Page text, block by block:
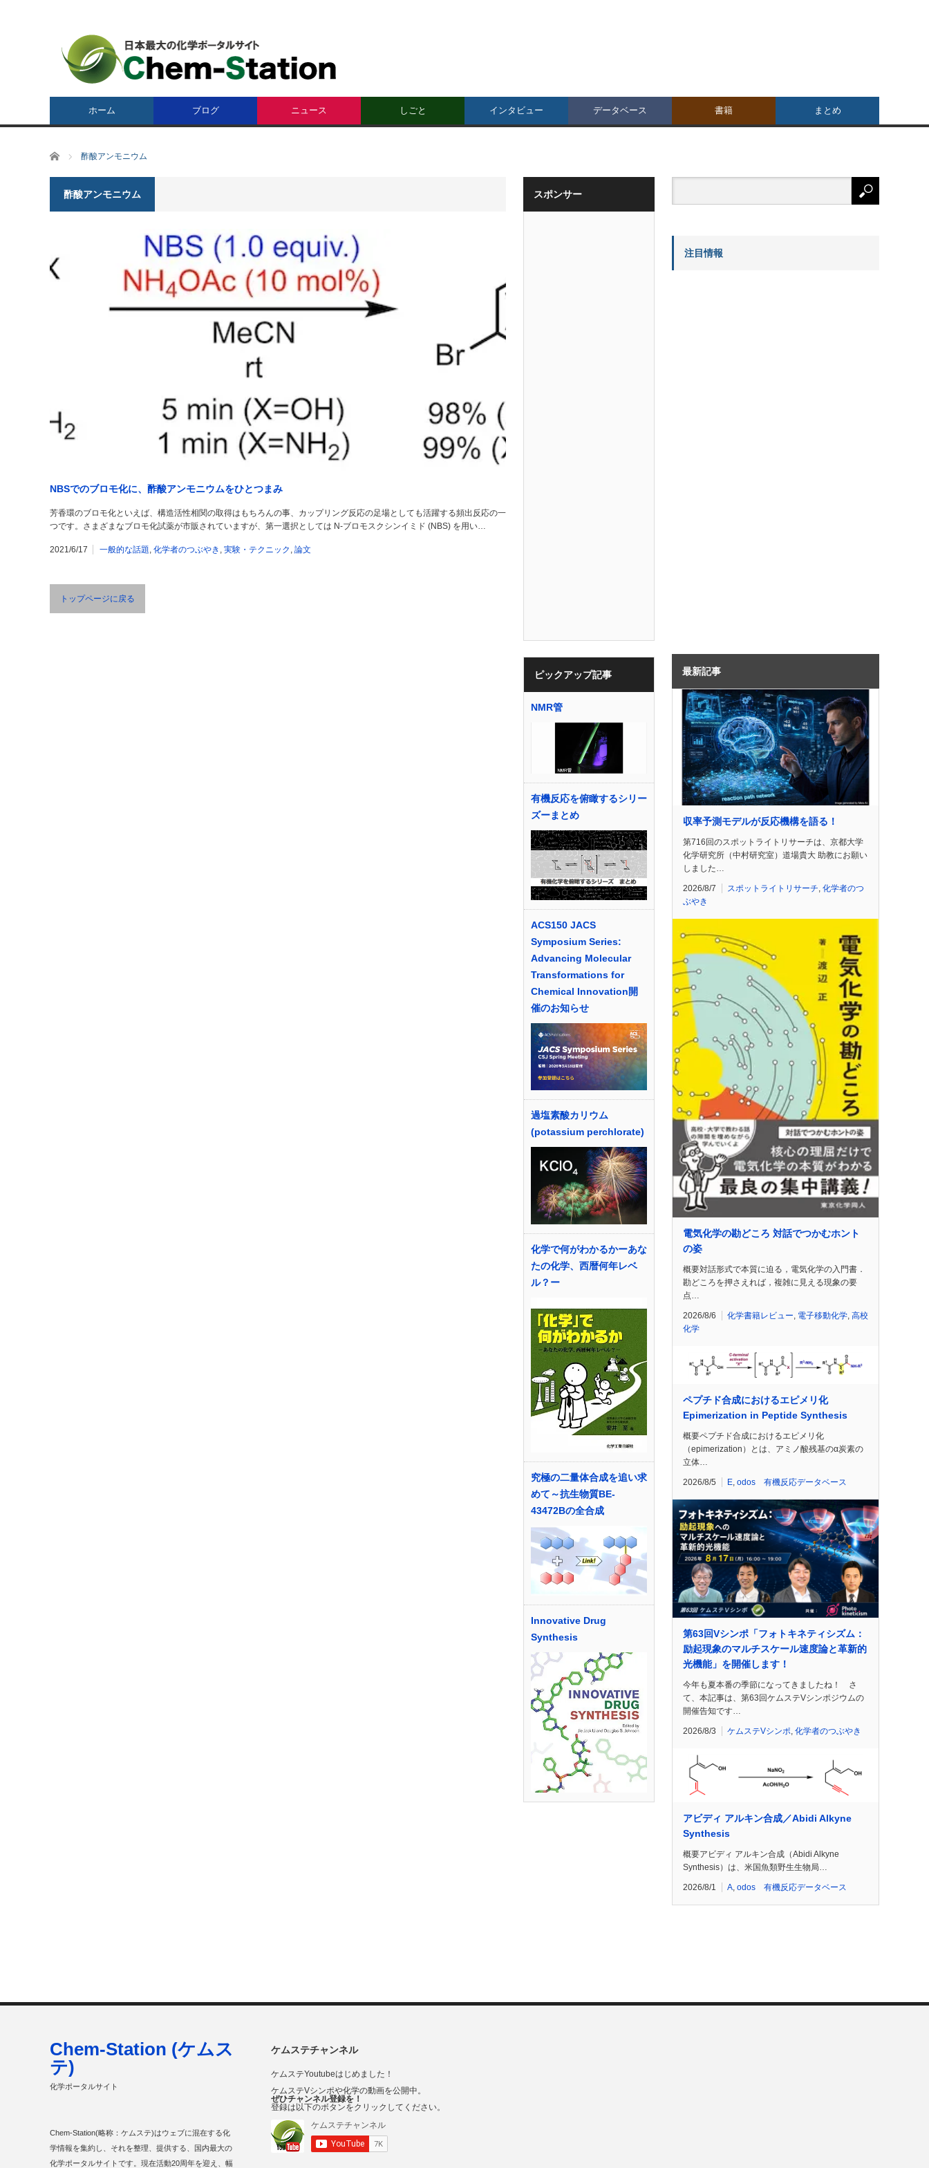
ホーム ブログ ニュース しごと インタビュー データベース 書籍 まとめ
ホーム 酢酸アンモニウム
酢酸アンモニウム
NBSでのブロモ化に、酢酸アンモニウムをひとつまみ
芳香環のブロモ化といえば、構造活性相関の取得はもちろんの事、カップリング反応の足場としても活躍する頻出反応の一
つです。さまざまなブロモ化試薬が市販されていますが、第一選択としては N-ブロモスクシンイミド (NBS) を用い…
2021/6/17 一般的な話題, 化学者のつぶやき , 実験・テクニック , 論文
トップページに戻る
スポンサー
ピックアップ記事
NMR管
有機反応を俯瞰するシリー
ズーまとめ
ACS150 JACS
Symposium Series:
Advancing Molecular
Transformations for
Chemical Innovation開
催のお知らせ
過塩素酸カリウム
(potassium perchlorate)
化学で何がわかるかーあな
たの化学、西暦何年レベ
ル？ー
究極の二量体合成を追い求
めて～抗生物質BE-
43472Bの全合成
Innovative Drug
Synthesis
注目情報
最新記事
収率予測モデルが反応機構を語る！
第716回のスポットライトリサーチは、京都大学
化学研究所（中村研究室）道場貴大 助教にお願い
しました…
2026/8/7 スポットライトリサーチ 化学者のつ
ぶやき
電気化学の勘どころ 対話でつかむホント
の姿
概要対話形式で本質に迫る，電気化学の入門書．
勘どころを押さえれば，複雑に見える現象の要
点…
2026/8/6 化学書籍レビュー 電子移動化学 高校
化学
ペプチド合成におけるエピメリ化
Epimerization in Peptide Synthesis
概要ペプチド合成におけるエピメリ化
（epimerization）とは、アミノ酸残基のα炭素の
立体…
2026/8/5 E odos 有機反応データベース
第63回Vシンポ「フォトキネティシズム：
励起現象のマルチスケール速度論と革新的
光機能」を開催します！
今年も夏本番の季節になってきましたね！ さ
て、本記事は、第63回ケムステVシンポジウムの
開催告知です…
2026/8/3 ケムステVシンポ, 化学者のつぶやき
アビディ アルキン合成／Abidi Alkyne
Synthesis
概要アビディ アルキン合成（Abidi Alkyne
Synthesis）は、米国魚類野生生物局…
2026/8/1 A, odos 有機反応データベース
ケムステチャンネル
ケムステYoutubeはじめました！
ケムステVシンポや化学の動画を公開中。
ぜひチャンネル登録を！
登録は以下のボタンをクリックしてください。
Chem-Station (ケムス
テ)
化学ポータルサイト
Chem-Station(略称：ケムステ)はウェブに混在する化
学情報を集約し、それを整理、提供する、国内最大の
化学ポータルサイトです。現在活動20周年を迎え、幅